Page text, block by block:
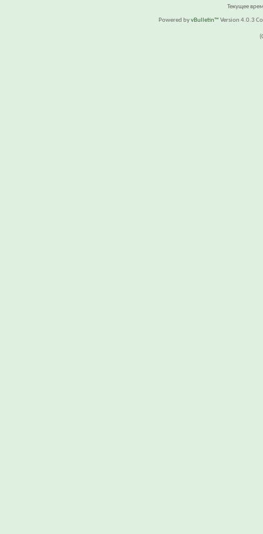
Текущее
Powered byvBulletin™ Version 4.0.3